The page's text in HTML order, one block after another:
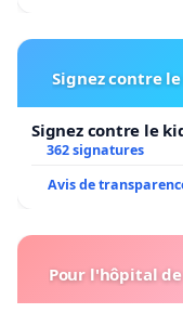
Signez contre
Signez contre le
362 signatures
Avis de
Pour l'hôpital